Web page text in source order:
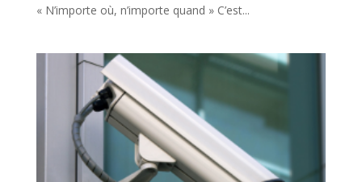
« N’importe où, n’importe quand » C’est...